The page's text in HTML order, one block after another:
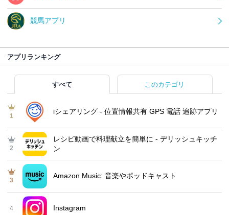
競馬アプリ
アプリランキング
すべて このカテゴリ
1
iシェアリング - 位置情報共有 GPS 電話 追跡アプリ
2
レシピ動画で料理献立を簡単‪に - デリッシュキッチ
ン
3
Amazon Music: 音楽やポッドキャスト
4 Instagram